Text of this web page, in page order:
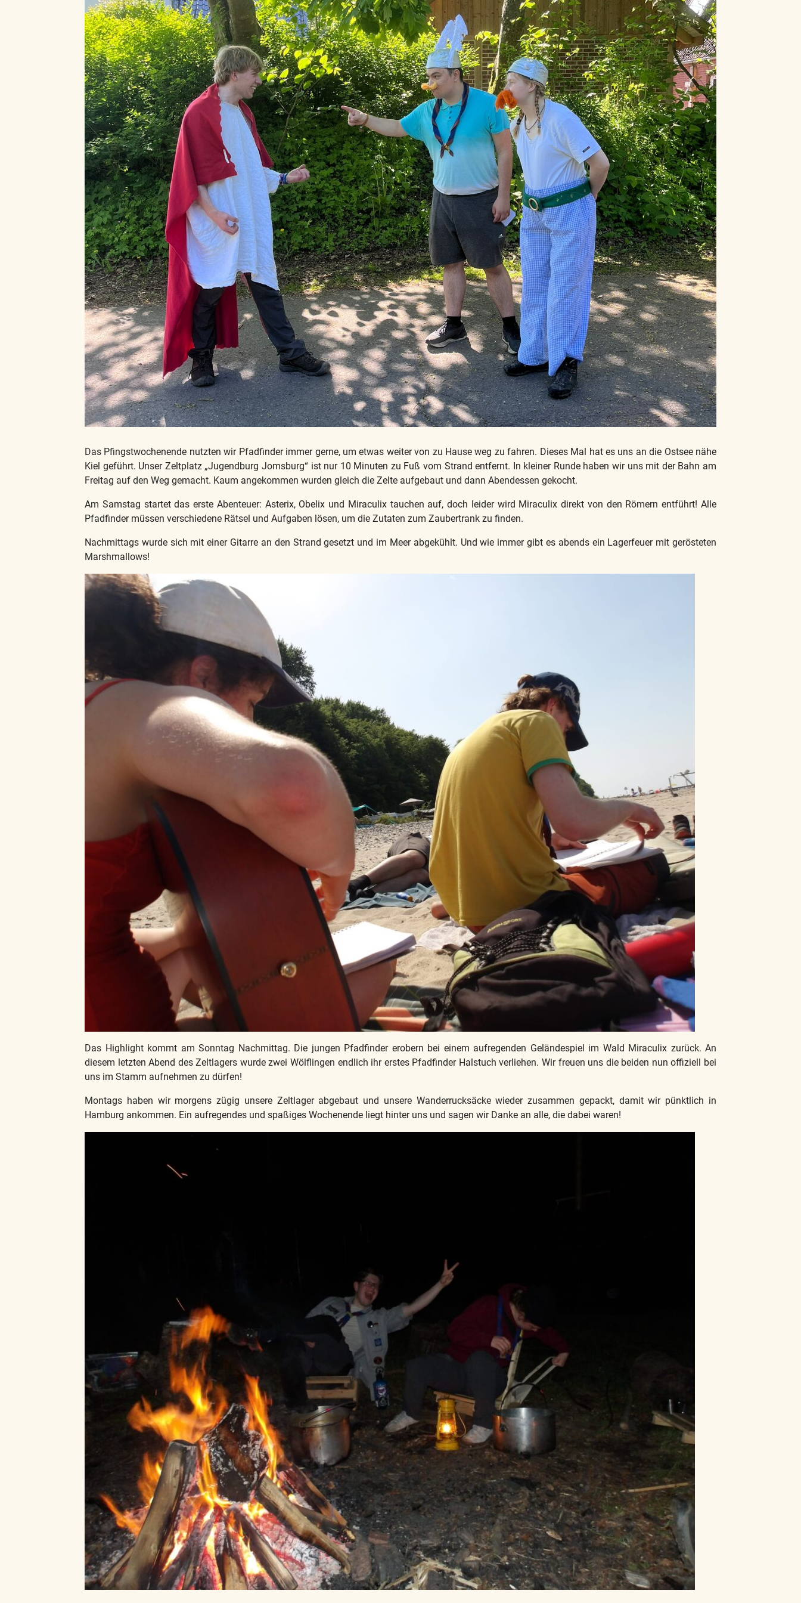
Das Pfingstwochenende nutzten wir Pfadfinder immer gerne, um etwas weiter von zu Hause weg zu fahren. Dieses Mal hat es uns an die Ostsee nähe
Kiel geführt. Unser Zeltplatz „Jugendburg Jomsburg“ ist nur 10 Minuten zu Fuß vom Strand entfernt. In kleiner Runde haben wir uns mit der Bahn am
Freitag auf den Weg gemacht. Kaum angekommen wurden gleich die Zelte aufgebaut und dann Abendessen gekocht.
Am Samstag startet das erste Abenteuer: Asterix, Obelix und Miraculix tauchen auf, doch leider wird Miraculix direkt von den Römern entführt! Alle
Pfadfinder müssen verschiedene Rätsel und Aufgaben lösen, um die Zutaten zum Zaubertrank zu finden.
Nachmittags wurde sich mit einer Gitarre an den Strand gesetzt und im Meer abgekühlt. Und wie immer gibt es abends ein Lagerfeuer mit gerösteten
Marshmallows!
Das Highlight kommt am Sonntag Nachmittag. Die jungen Pfadfinder erobern bei einem aufregenden Geländespiel im Wald Miraculix zurück. An
diesem letzten Abend des Zeltlagers wurde zwei Wölflingen endlich ihr erstes Pfadfinder Halstuch verliehen. Wir freuen uns die beiden nun offiziell bei
uns im Stamm aufnehmen zu dürfen!
Montags haben wir morgens zügig unsere Zeltlager abgebaut und unsere Wanderrucksäcke wieder zusammen gepackt, damit wir pünktlich in
Hamburg ankommen. Ein aufregendes und spaßiges Wochenende liegt hinter uns und sagen wir Danke an alle, die dabei waren!